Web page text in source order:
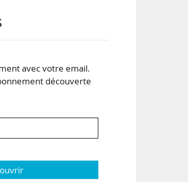
avec votre email.
découverte